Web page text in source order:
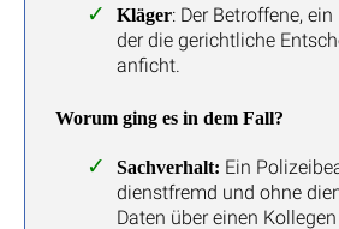
Kläger: Der Betroffene,
der die gerichtliche
anficht.
Worum ging es in dem Fall?
Sachverhalt: Ein
dienstfremd und ohne
Daten über einen